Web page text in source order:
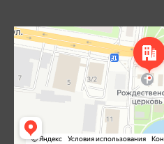
Королёв
Яндекс Карты — транспорт,